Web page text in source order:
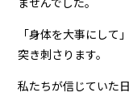
「身体を大事にして
突き刺さります。
私たちが信じていた